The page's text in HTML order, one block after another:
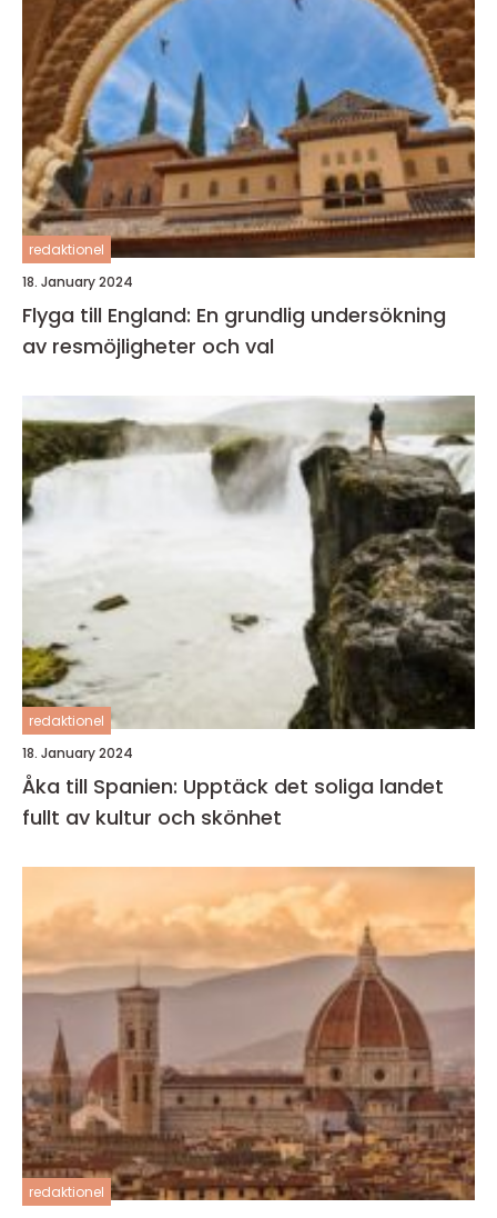
redaktionel
18. January 2024
Flyga till England: En grundlig undersökning
av resmöjligheter och val
redaktionel
18. January 2024
Åka till Spanien: Upptäck det soliga landet
fullt av kultur och skönhet
redaktionel